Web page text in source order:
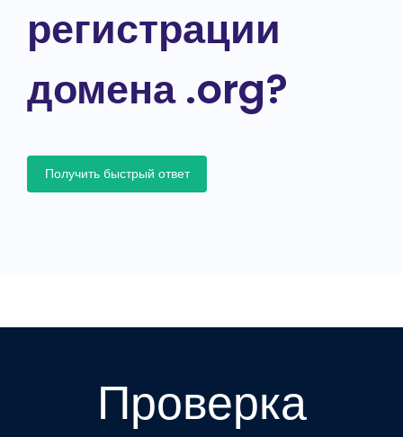
регистрации
домена .org?
Получить быстрый ответ
Проверка